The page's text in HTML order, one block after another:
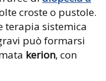
croste o pustole.
terapia sistemica
può formarsi
kerion, con